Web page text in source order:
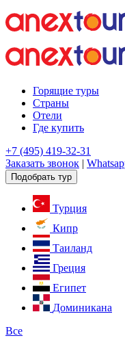
Горящие туры
Страны
Отели
Где купить
+7 (495) 419-32-31
Заказать звонок |
Подобрать тур
Турция
Кипр
Таиланд
Греция
Египет
Доминикана
Все